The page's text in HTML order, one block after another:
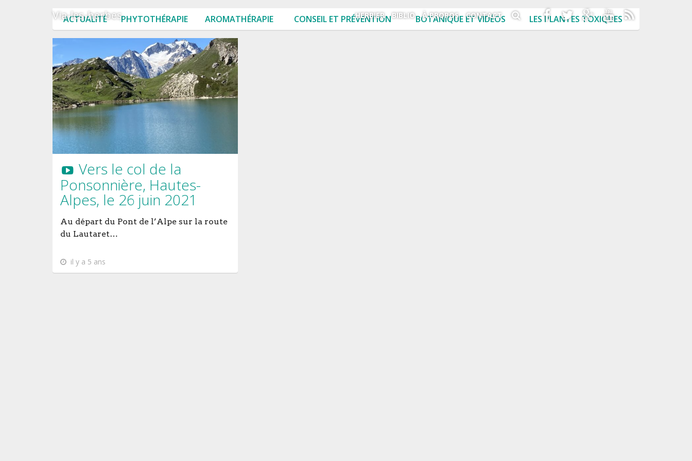
Via-les-herbes HERBIER BIBLIO À PROPOS CONTACT
ACTUALITÉ PHYTOTHÉRAPIE AROMATHÉRAPIE CONSEIL ET PRÉVENTION BOTANIQUE ET VIDÉOS LES PLANTES TOXIQUES
Vers le col de la
Ponsonnière, Hautes-
Alpes, le 26 juin 2021
Au départ du Pont de l’Alpe sur la route
du Lautaret…
il y a 5 ans